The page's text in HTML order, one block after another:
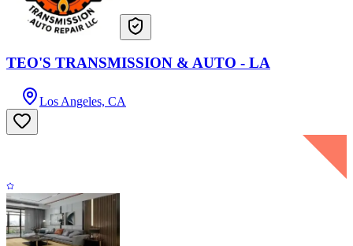
TEO'S TRANSMISSION & AUTO - LA
Los Angeles, CA